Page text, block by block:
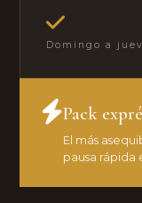
Domingo a
Pack
El más
pausa rápida